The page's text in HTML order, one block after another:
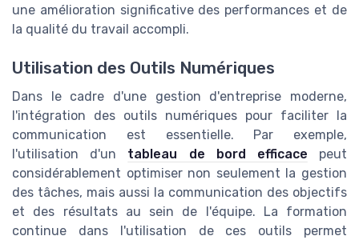
une amélioration significative des performances et de
la qualité du travail accompli.
Utilisation des Outils Numériques
Dans le cadre d'une gestion d'entreprise moderne,
l'intégration des outils numériques pour faciliter la
communication est essentielle. Par exemple,
l'utilisation d'un tableau de bord efficace peut
considérablement optimiser non seulement la gestion
des tâches, mais aussi la communication des objectifs
et des résultats au sein de l'équipe. La formation
continue dans l'utilisation de ces outils permet